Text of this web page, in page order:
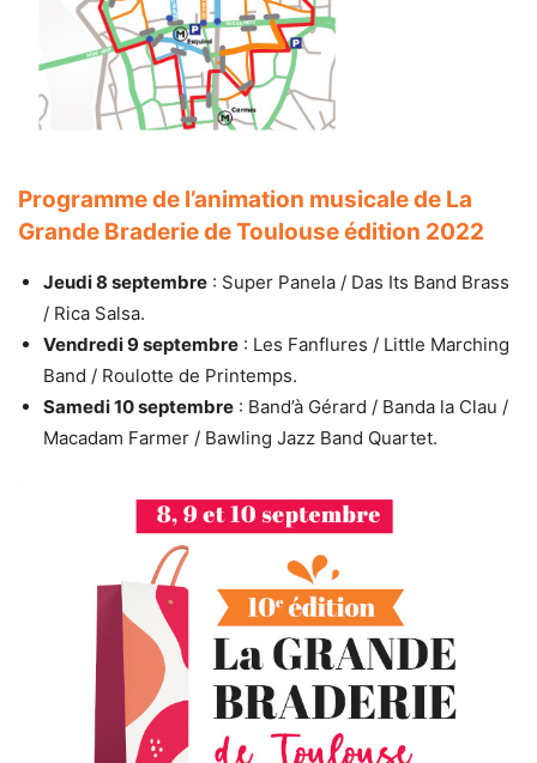
Programme de l’animation musicale de La
Grande Braderie de Toulouse édition 2022
Jeudi 8 septembre : Super Panela / Das Its Band Brass
/ Rica Salsa.
Vendredi 9 septembre : Les Fanflures / Little Marching
Band / Roulotte de Printemps.
Samedi 10 septembre : Band’à Gérard / Banda la Clau /
Macadam Farmer / Bawling Jazz Band Quartet.